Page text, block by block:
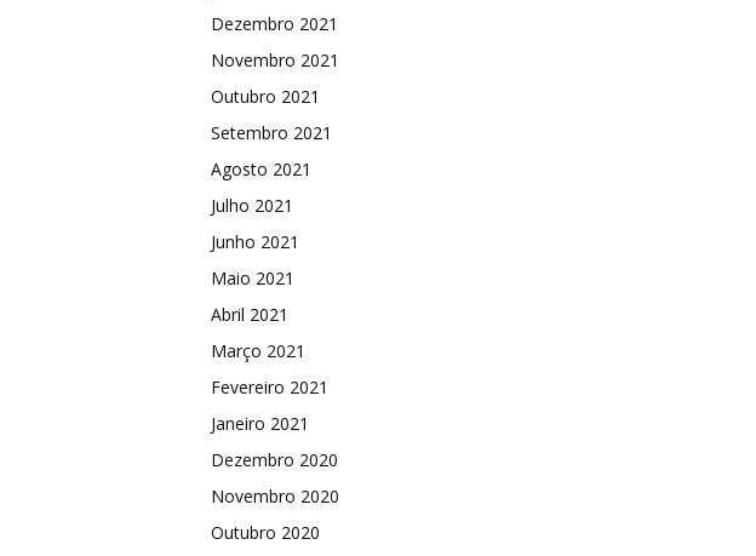
Dezembro 2021
Novembro 2021
Outubro 2021
Setembro 2021
Agosto 2021
Julho 2021
Junho 2021
Maio 2021
Abril 2021
Março 2021
Fevereiro 2021
Janeiro 2021
Dezembro 2020
Novembro 2020
Outubro 2020